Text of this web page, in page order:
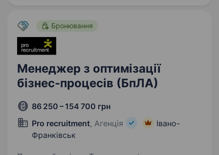
системну логіку, вивільняючи…
Бронювання
Менеджер з оптимізації
бізнес-процесів (БпЛА)
86 250 – 154 700 грн
Pro recruitment, Агенція
Івано-
Франківськ